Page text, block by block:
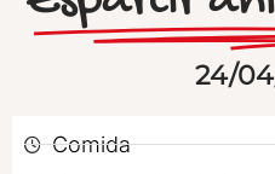
24/
Comida